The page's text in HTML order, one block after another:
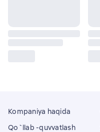
Kompaniya haqida
Qo`llab -quvvatlash